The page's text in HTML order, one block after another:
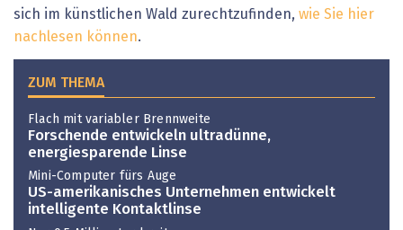
sich im künstlichen Wald zurechtzufinden, wie Sie hier
nachlesen können.
ZUM THEMA
Flach mit variabler Brennweite
Forschende entwickeln ultradünne,
energiesparende Linse
Mini-Computer fürs Auge
US-amerikanisches Unternehmen entwickelt
intelligente Kontaktlinse